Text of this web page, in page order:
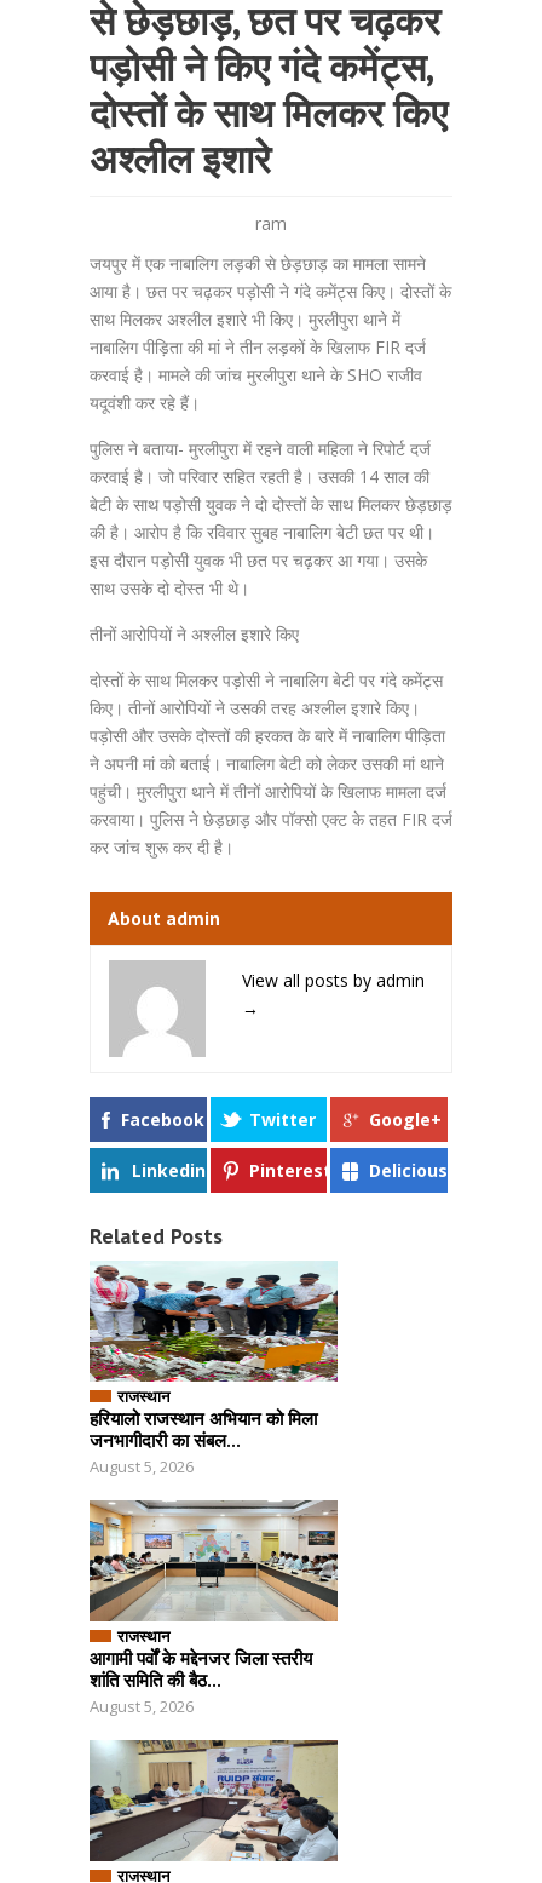
से छेड़छाड़, छत पर चढ़कर
पड़ोसी ने किए गंदे कमेंट्स,
दोस्तों के साथ मिलकर किए
अश्लील इशारे
ram
जयपुर में एक नाबालिग लड़की से छेड़छाड़ का मामला सामने
आया है। छत पर चढ़कर पड़ोसी ने गंदे कमेंट्स किए। दोस्तों के
साथ मिलकर अश्लील इशारे भी किए। मुरलीपुरा थाने में
नाबालिग पीड़िता की मां ने तीन लड़कों के खिलाफ FIR दर्ज
करवाई है। मामले की जांच मुरलीपुरा थाने के SHO राजीव
यदूवंशी कर रहे हैं।
पुलिस ने बताया- मुरलीपुरा में रहने वाली महिला ने रिपोर्ट दर्ज
करवाई है। जो परिवार सहित रहती है। उसकी 14 साल की
बेटी के साथ पड़ोसी युवक ने दो दोस्तों के साथ मिलकर छेड़छाड़
की है। आरोप है कि रविवार सुबह नाबालिग बेटी छत पर थी।
इस दौरान पड़ोसी युवक भी छत पर चढ़कर आ गया। उसके
साथ उसके दो दोस्त भी थे।
तीनों आरोपियों ने अश्लील इशारे किए
दोस्तों के साथ मिलकर पड़ोसी ने नाबालिग बेटी पर गंदे कमेंट्स
किए। तीनों आरोपियों ने उसकी तरह अश्लील इशारे किए।
पड़ोसी और उसके दोस्तों की हरकत के बारे में नाबालिग पीड़िता
ने अपनी मां को बताई। नाबालिग बेटी को लेकर उसकी मां थाने
पहुंची। मुरलीपुरा थाने में तीनों आरोपियों के खिलाफ मामला दर्ज
करवाया। पुलिस ने छेड़छाड़ और पॉक्सो एक्ट के तहत FIR दर्ज
कर जांच शुरू कर दी है।
About admin
View all posts by admin
→
Facebook Twitter Google+
Linkedin Pinterest Delicious
Related Posts
राजस्थान
हरियालो राजस्थान अभियान को मिला
जनभागीदारी का संबल...
August 5, 2026
राजस्थान
आगामी पर्वों के मद्देनजर जिला स्तरीय
शांति समिति की बैठ...
August 5, 2026
राजस्थान